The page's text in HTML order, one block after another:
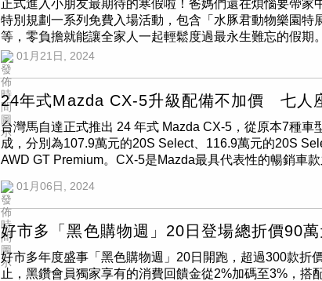
換，其作用使動力輸出受到限制，並擁有更節能的表現
載了Nissan Intelligent Mobility 智行安全技術。並配備了
來計算前車及前前車的追撞可能，使駕駛擁有更多反應
速與車距，並與前車維持預先設定的安全距離。而此次
減少事故的發生率。眾多安全及行車輔助配備也可從儀
節能」、「Sport運動」與「Smart智慧」4種行車模式。
車，共同攜手打造全新CI 2.0品牌識別的桃園3S展示中心
步於服務廠增設電動車專屬工位、設置充電樁。
正式進入小朋友最期待的寒假啦！爸媽們還在煩惱要帶
特別規劃一系列免費入場活動，包含「水豚君動物樂園特
等，零負擔就能讓全家人一起輕鬆度過最永生難忘的假
>///<，因為聽到大家的期待，新竹SOGO首度舉辦水豚君
辦超人氣霸主水豚君見面會，只要於特展內單筆消費500
的水豚君與好朋友們的超巨型充氣公仔，現場還有冰淇淋
不住尖叫，小心一進場荷包要有會大失血的準備XD。新
場。（圖／業者提供）另外還有業者推出免費AR秘境體
機，就能360度觀賞超巨招財貓，到了夜晚抬頭還能欣賞
時動態，或貼文並標記SOGO百貨新竹店+全館當日消費
央路正大門使用SOGO AR相機，即可體驗秒置身櫻花林
日、1/27週六、1/28週日、2/3週六@4F演藝廳放映，
憑票根至餐廳區還可參加抽抽樂，與大家一起共度歡樂寒
Facebook、LINE好友可免費索票入場觀看。（圖／業者
引發排隊潮的福袋活動「福氣好運龍乎你」，即將於2/10
包試手氣，價值最高頭獎為「30,000元電子商品券」，還
份好禮，等你帶回家；初二、初三於1F地球廣場「大型
01月21日, 2024
24年式Mazda CX-5升級配備不加價 七人
台灣馬自達正式推出 24 年式 Mazda CX-5，從原本7種
成，分別為107.9萬元的20S Select、116.9萬元的20S
AWD GT Premium。CX-5是Mazda最具代表性的暢銷車
央資訊顯示幕、前擋投影式全彩 HUD 支援智慧型手機導
CX-5全車系升級10.25吋中央資訊顯示幕，自入門車款
支揚聲器、方向盤換檔快撥片。（圖／台灣馬自達提供）
可以依據不同的行駛路況及車速，自動切換各種照明模式
車系配備升級總價值最高達 4 萬元。同時，24年式CX-5
與車身同色的環車護板，內裝採用金屬髮絲紋飾板、灰
01月06日, 2024
好市多「黑色購物週」20日登場總折價90
好市多年度盛事「黑色購物週」20日開跑，超過300款折
止，黑鑽會員獨家享有的消費回饋金從2%加碼至3%，